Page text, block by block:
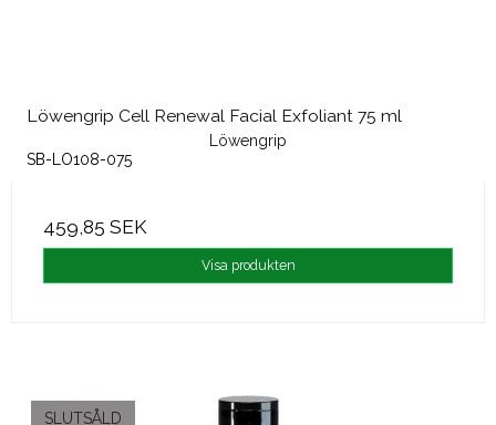
Löwengrip Cell Renewal Facial Exfoliant 75 ml
Löwengrip
SB-LO108-075
459,85 SEK
Visa produkten
SLUTSÅLD